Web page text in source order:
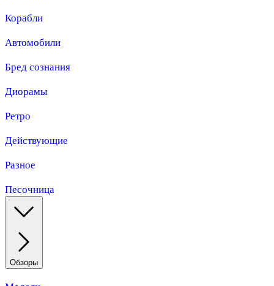
Корабли
Автомобили
Бред сознания
Диорамы
Ретро
Действующие
Разное
Песочница
Обзоры